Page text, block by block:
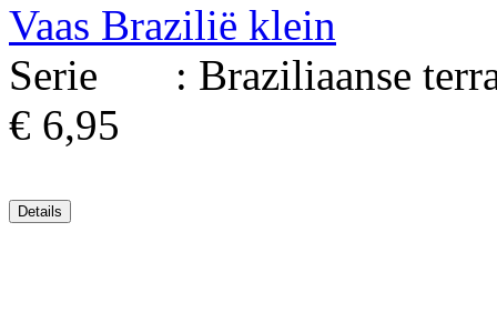
Vaas Brazilië klein
Serie : Braziliaanse
€ 6,95